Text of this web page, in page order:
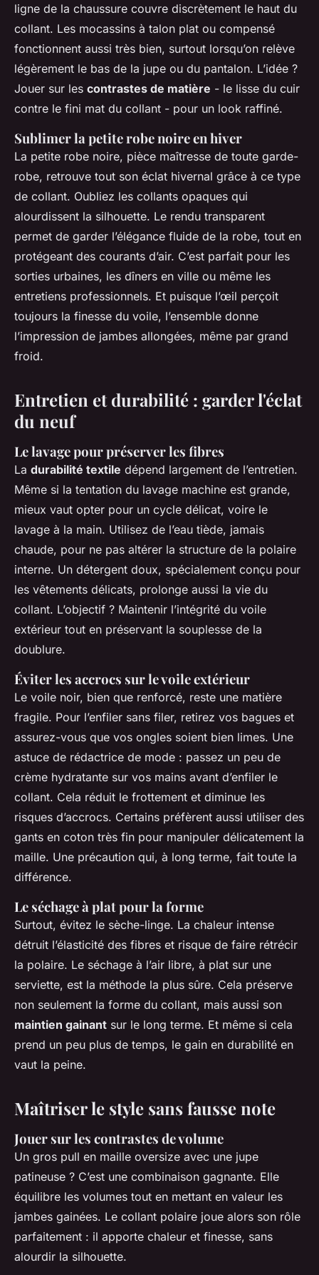
ligne de la chaussure couvre discrètement le haut du
collant. Les mocassins à talon plat ou compensé
fonctionnent aussi très bien, surtout lorsqu’on relève
légèrement le bas de la jupe ou du pantalon. L’idée ?
Jouer sur les contrastes de matière - le lisse du cuir
contre le fini mat du collant - pour un look raffiné.
Sublimer la petite robe noire en hiver
La petite robe noire, pièce maîtresse de toute garde-
robe, retrouve tout son éclat hivernal grâce à ce type
de collant. Oubliez les collants opaques qui
alourdissent la silhouette. Le rendu transparent
permet de garder l’élégance fluide de la robe, tout en
protégeant des courants d’air. C’est parfait pour les
sorties urbaines, les dîners en ville ou même les
entretiens professionnels. Et puisque l’œil perçoit
toujours la finesse du voile, l’ensemble donne
l’impression de jambes allongées, même par grand
froid.
Entretien et durabilité : garder l'éclat
du neuf
Le lavage pour préserver les fibres
La durabilité textile dépend largement de l’entretien.
Même si la tentation du lavage machine est grande,
mieux vaut opter pour un cycle délicat, voire le
lavage à la main. Utilisez de l’eau tiède, jamais
chaude, pour ne pas altérer la structure de la polaire
interne. Un détergent doux, spécialement conçu pour
les vêtements délicats, prolonge aussi la vie du
collant. L’objectif ? Maintenir l’intégrité du voile
extérieur tout en préservant la souplesse de la
doublure.
Éviter les accrocs sur le voile extérieur
Le voile noir, bien que renforcé, reste une matière
fragile. Pour l’enfiler sans filer, retirez vos bagues et
assurez-vous que vos ongles soient bien limes. Une
astuce de rédactrice de mode : passez un peu de
crème hydratante sur vos mains avant d’enfiler le
collant. Cela réduit le frottement et diminue les
risques d’accrocs. Certains préfèrent aussi utiliser des
gants en coton très fin pour manipuler délicatement la
maille. Une précaution qui, à long terme, fait toute la
différence.
Le séchage à plat pour la forme
Surtout, évitez le sèche-linge. La chaleur intense
détruit l’élasticité des fibres et risque de faire rétrécir
la polaire. Le séchage à l’air libre, à plat sur une
serviette, est la méthode la plus sûre. Cela préserve
non seulement la forme du collant, mais aussi son
maintien gainant sur le long terme. Et même si cela
prend un peu plus de temps, le gain en durabilité en
vaut la peine.
Maîtriser le style sans fausse note
Jouer sur les contrastes de volume
Un gros pull en maille oversize avec une jupe
patineuse ? C’est une combinaison gagnante. Elle
équilibre les volumes tout en mettant en valeur les
jambes gainées. Le collant polaire joue alors son rôle
parfaitement : il apporte chaleur et finesse, sans
alourdir la silhouette.